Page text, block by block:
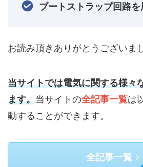
ブートストラップ回路
お読み頂きありがとうございま
当サイトでは電気に関する様々
ます。当サイトの全記事一覧は
動することができます。
全記事一覧